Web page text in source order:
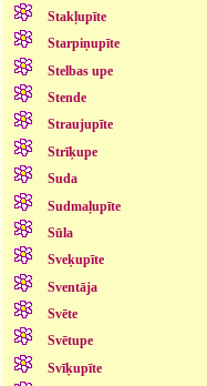
Stakļupīte
Starpiņupīte
Stelbas upe
Stende
Straujupīte
Strīķupe
Suda
Sudmaļupīte
Sūla
Sveķupīte
Sventāja
Svēte
Svētupe
Svīķupīte